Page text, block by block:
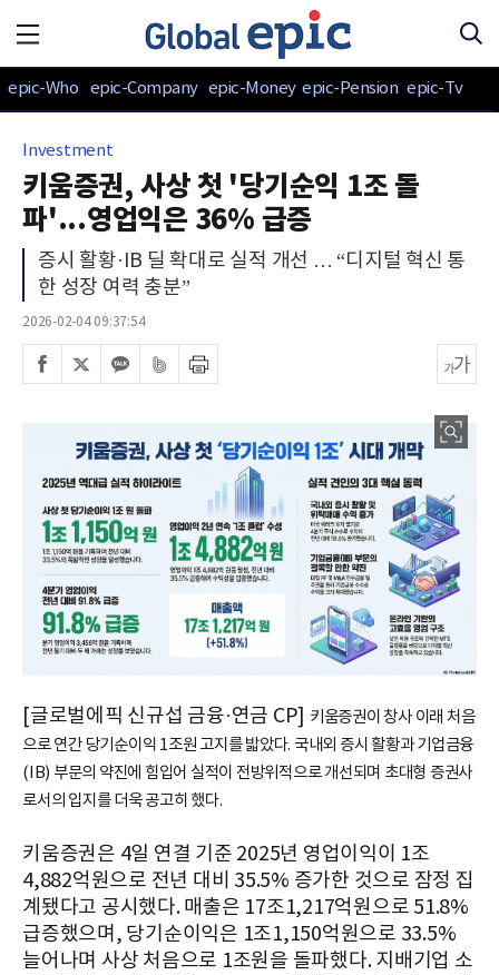
epic-Who epic-Company epic-Money epic-Pension epic-Tv
Investment
키움증권, 사상 첫 '당기순익 1조 돌
파'...영업익은 36% 급증
증시 활황·IB 딜 확대로 실적 개선 … “디지털 혁신 통
한 성장 여력 충분”
2026-02-04 09:37:54
[글로벌에픽 신규섭 금융·연금 CP] 키움증권이 창사 이래 처음
으로 연간 당기순이익 1조원 고지를 밟았다. 국내외 증시 활황과 기업금융
(IB) 부문의 약진에 힘입어 실적이 전방위적으로 개선되며 초대형 증권사
로서의 입지를 더욱 공고히 했다.
키움증권은 4일 연결 기준 2025년 영업이익이 1조
4,882억원으로 전년 대비 35.5% 증가한 것으로 잠정 집
계됐다고 공시했다. 매출은 17조1,217억원으로 51.8%
급증했으며, 당기순이익은 1조1,150억원으로 33.5%
늘어나며 사상 처음으로 1조원을 돌파했다. 지배기업 소